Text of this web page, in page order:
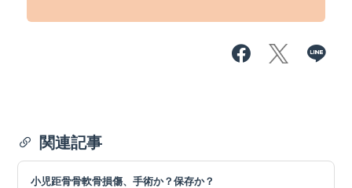
関連記事
小児距骨骨軟骨損傷、手術か？保存か？